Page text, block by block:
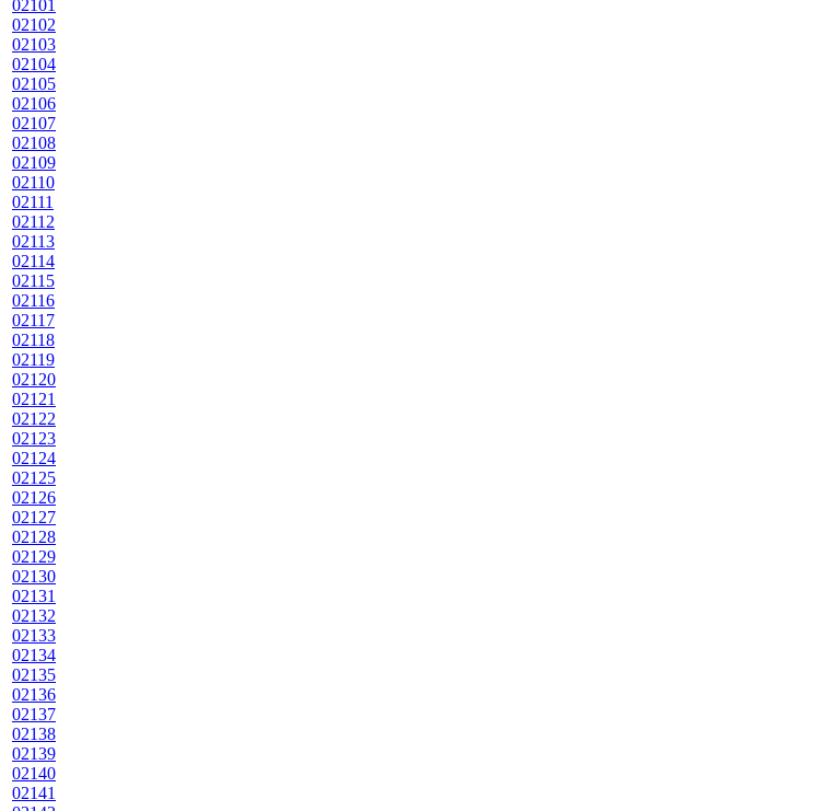
02101
02102
02103
02104
02105
02106
02107
02108
02109
02110
02111
02112
02113
02114
02115
02116
02117
02118
02119
02120
02121
02122
02123
02124
02125
02126
02127
02128
02129
02130
02131
02132
02133
02134
02135
02136
02137
02138
02139
02140
02141